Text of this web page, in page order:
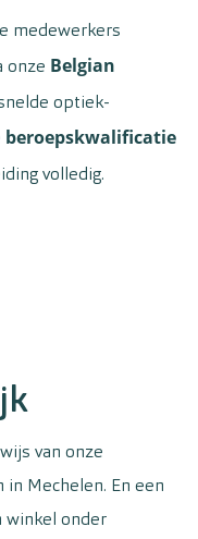
medewerkers
onze Belgian
optiek-
beroepskwalificatie
volledig.
van onze
Mechelen. En een
winkel onder